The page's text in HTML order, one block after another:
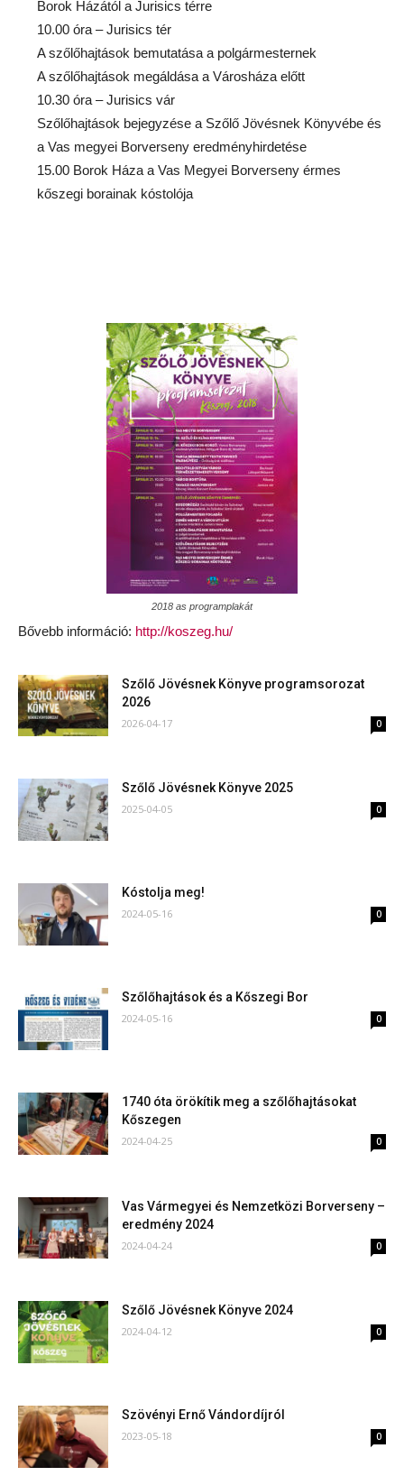
Borok Házától a Jurisics térre
10.00 óra – Jurisics tér
A szőlőhajtások bemutatása a polgármesternek
A szőlőhajtások megáldása a Városháza előtt
10.30 óra – Jurisics vár
Szőlőhajtások bejegyzése a Szőlő Jövésnek Könyvébe és
a Vas megyei Borverseny eredményhirdetése
15.00 Borok Háza a Vas Megyei Borverseny érmes
kőszegi borainak kóstolója
2018 as programplakát
Bővebb információ: http://koszeg.hu/
Szőlő Jövésnek Könyve programsorozat
2026
2026-04-17 0
Szőlő Jövésnek Könyve 2025
2025-04-05 0
Kóstolja meg!
2024-05-16 0
Szőlőhajtások és a Kőszegi Bor
2024-05-16 0
1740 óta örökítik meg a szőlőhajtásokat
Kőszegen
2024-04-25 0
Vas Vármegyei és Nemzetközi Borverseny –
eredmény 2024
2024-04-24 0
Szőlő Jövésnek Könyve 2024
2024-04-12 0
Szövényi Ernő Vándordíjról
2023-05-18 0